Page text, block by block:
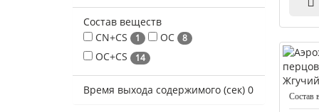
Состав веществ
CN+CS
1 OC 8
OC+CS 14
Время выхода содержимого (сек) 0
Состав